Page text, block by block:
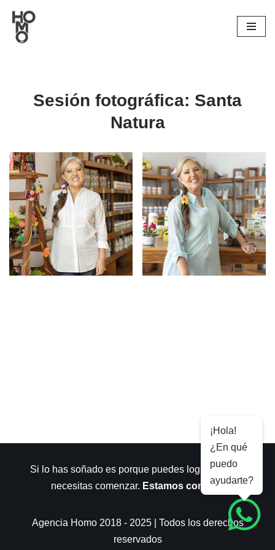
Saltar
Sesión fotográfica: Santa
Natura
Si lo has soñado es porque puedes lograrlo. Sólo
necesitas comenzar. Estamos contigo.
Agencia Homo 2018 - 2025 | Todos los derechos
reservados
¡Hola!
¿En qué
puedo
ayudarte?